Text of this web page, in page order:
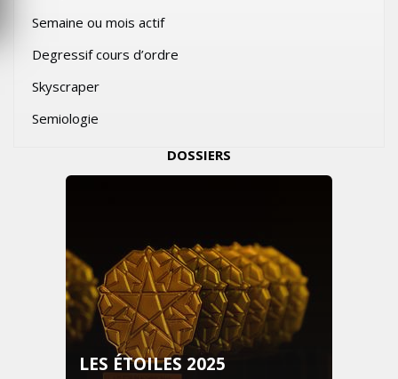
Semaine ou mois actif
Degressif cours d’ordre
Skyscraper
Semiologie
DOSSIERS
LES ÉTOILES 2025